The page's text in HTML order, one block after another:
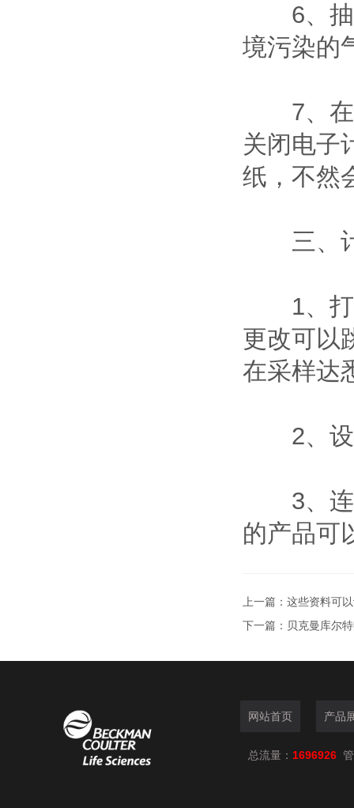
6、抽
境污染的
7、在
关闭电子
纸，不然
三、计
1、打
更改可以
在采样达
2、设
3、连
的产品可
上一篇： 这些资料可
下一篇： 贝克曼库尔
网站首页 产品
总流量： 1696926